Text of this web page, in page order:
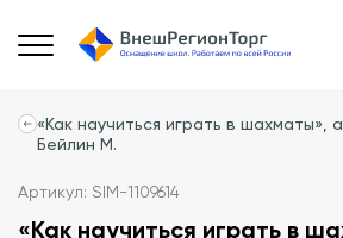
«Как научиться играть в шахматы»,
Бейлин М.
Артикул: SIM-1109614
«Как научиться играть в